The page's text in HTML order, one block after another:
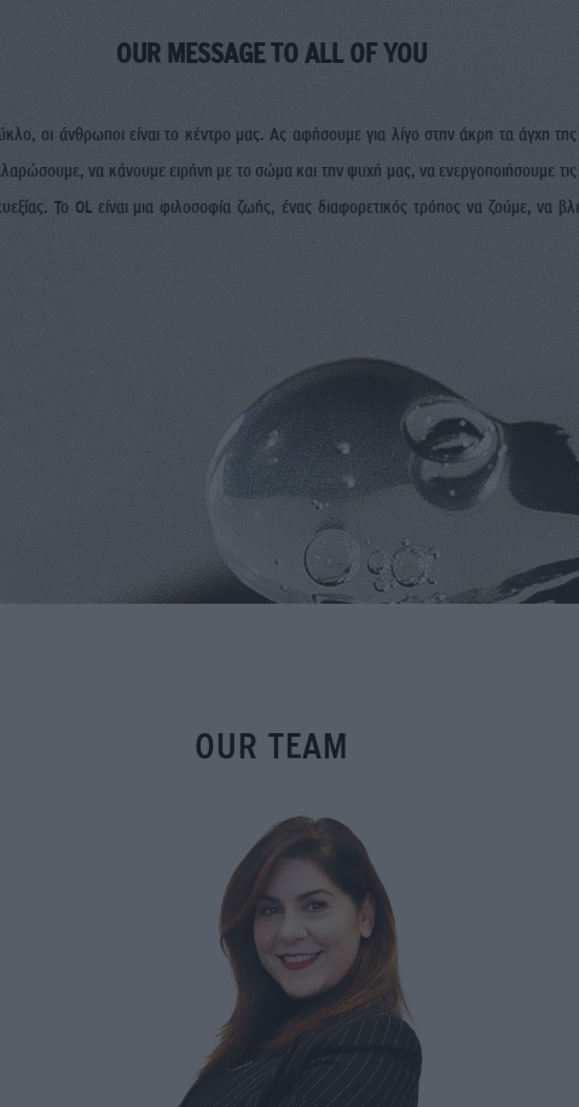
OUR MESSAGE TO ALL OF YOU
οι άνθρωποι είναι το κέντρο μας. Ας αφήσουμε για λίγο στην άκρη τα άγχη
να κάνουμε ειρήνη με το σώμα και την ψυχή μας, να ενεργοποιήσουμε τις
Το OL είναι μια φιλοσοφία ζωής, ένας διαφορετικός τρόπος να ζούμε, να
OUR TEAM